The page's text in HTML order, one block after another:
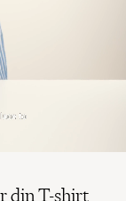
din T-shirt